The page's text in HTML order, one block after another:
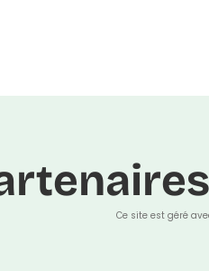
Ce site est géré